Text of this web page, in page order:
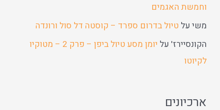
וחמשת האגמים
משיעל טיול בדרום ספרד – קוסטה דל סול ורונדה
הקונסיירז' על
יומן מסע טיול ביפן – פרק 2 – מטוקיו
לקיוטו
ארכיונים